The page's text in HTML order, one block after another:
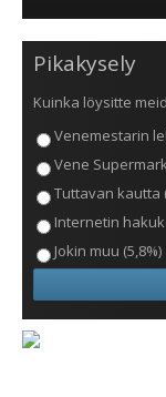
Pikakysely
Kuinka löysitte
Venemestarin
Vene
Tuttavan kautta
Internetin
Jokin muu (5,8%)